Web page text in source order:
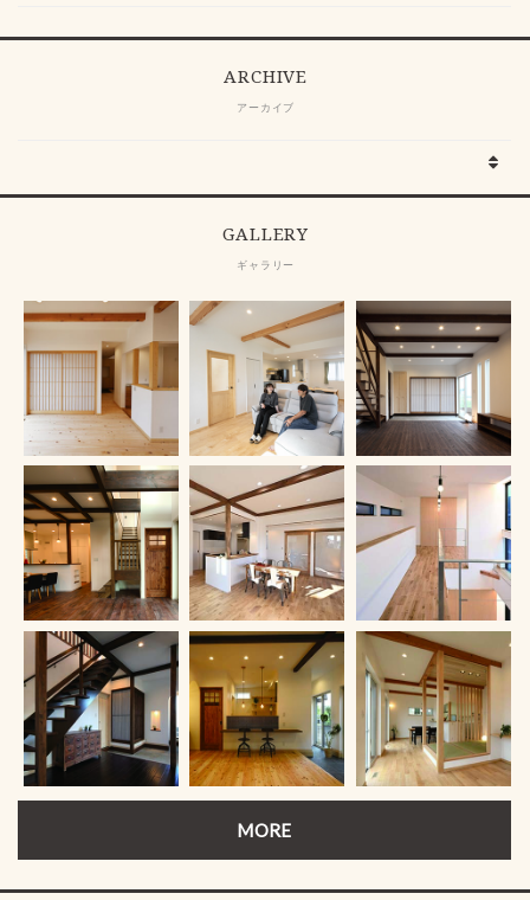
ARCHIVE
アーカイブ
GALLERY
ギャラリー
MORE